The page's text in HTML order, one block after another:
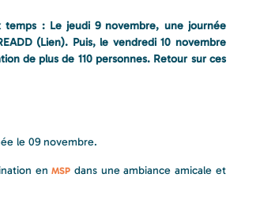
temps : Le jeudi 9 novembre, une journée
(Lien). Puis, le vendredi 10 novembre
de plus de 110 personnes. Retour sur ces
le 09 novembre.
enMSP dans une ambiance amicale et